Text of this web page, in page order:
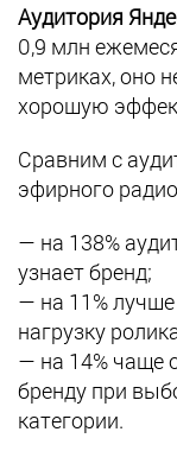
Аудитория
0,9 млн
метриках, оно
хорошую
Сравним с
эфирного
— на 138%
узнает бренд;
— на 11%
нагрузку
— на 14% чаще
бренду при
категории.